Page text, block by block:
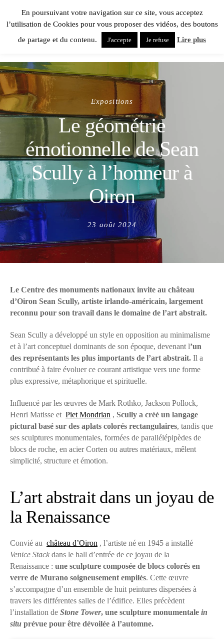
Expositions
Le géométrie
émotionnelle de Sean
Scully à l’honneur à
Oiron
Posted
23 août 2024
Le Centre des monuments nationaux invite au château
d’Oiron Sean Scully, artiste irlando-américain, largement
reconnu pour son travail dans le domaine de l’art abstrait.
Sean Scully a développé un style en opposition au minimalisme
et à l’art conceptuel dominants de son époque, devenant l’un
des représentants les plus importants de l’art abstrait. Il a
contribué à faire évoluer ce courant artistique vers une forme
plus expressive, métaphorique et spirituelle.
Influencé par les œuvres de Mark Rothko, Jackson Pollock,
Henri Matisse et Piet Mondrian , Scully a créé un langage
pictural basé sur des aplats colorés rectangulaires, tandis que
ses sculptures monumentales, formées de parallélépipèdes de
blocs de roche, en acier Corten ou autres matériaux, mêlent
simplicité, structure et émotion.
L’art abstrait dans un joyau de
la Renaissance
Convié au château d’Oiron , l’artiste né en 1945 a installé
Venice Stack dans le hall d’entrée de ce joyau de la
Renaissance : une sculpture composée de blocs colorés en
verre de Murano soigneusement empilés. Cette œuvre
s’accompagne d’un ensemble de huit peintures dispersées à
travers les différentes salles de l’édifice. Elles précèdent
l’installation de Stone Tower, une sculpture monumentale in
situ prévue pour être dévoilée à l’automne.
En poursuivant votre navigation sur ce site, vous acceptez
l’utilisation de Cookies pour vous proposer des vidéos, des boutons
de partage et du contenu.
J'accepte Je refuse Lire plus